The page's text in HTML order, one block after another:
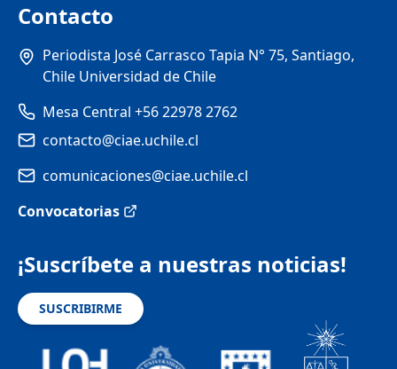
Contacto
Periodista José Carrasco Tapia N° 75, Santiago,
Chile Universidad de Chile
Mesa Central +56 22978 2762
contacto@ciae.uchile.cl
comunicaciones@ciae.uchile.cl
Convocatorias
¡Suscríbete a nuestras noticias!
SUSCRIBIRME